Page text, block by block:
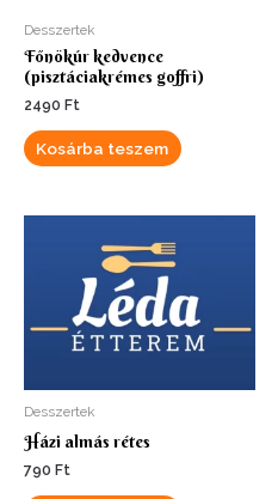
Desszertek
Főnökúr kedvence
(pisztáciakrémes goffri)
2490 Ft
Kosárba teszem
Desszertek
Házi almás rétes
790 Ft